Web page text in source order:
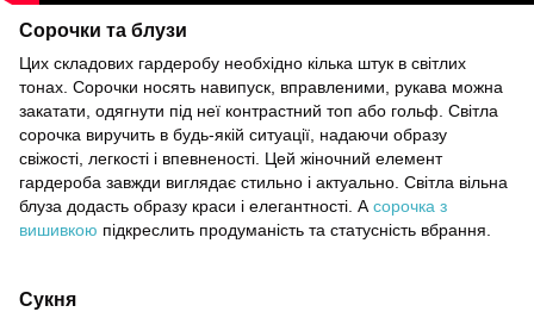
Сорочки та блузи
Цих складових гардеробу необхідно кілька штук в світлих
тонах. Сорочки носять навипуск, вправленими, рукава можна
закатати, одягнути під неї контрастний топ або гольф. Світла
сорочка виручить в будь-якій ситуації, надаючи образу
свіжості, легкості і впевненості. Цей жіночний елемент
гардероба завжди виглядає стильно і актуально. Світла вільна
блуза додасть образу краси і елегантності. Асорочка з
вишивкою підкреслить продуманість та статусність вбрання.
Сукня